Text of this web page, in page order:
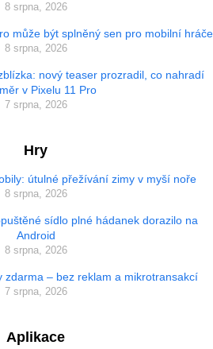
8 srpna, 2026
může být splněný sen pro mobilní hráče
8 srpna, 2026
nový teaser prozradil, co nahradí
v Pixelu 11 Pro
7 srpna, 2026
Hry
útulné přežívání zimy v myší noře
8 srpna, 2026
sídlo plné hádanek dorazilo na
Android
8 srpna, 2026
zdarma – bez reklam a mikrotransakcí
7 srpna, 2026
Aplikace